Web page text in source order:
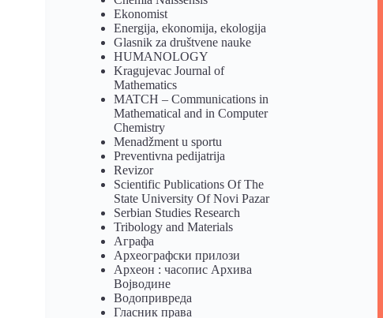
Ekonomist
Energija, ekonomija, ekologija
Glasnik za društvene nauke
HUMANOLOGY
Kragujevac Journal of
Mathematics
MATCH – Communications in
Mathematical and in Computer
Chemistry
Menadžment u sportu
Preventivna pedijatrija
Revizor
Scientific Publications Of The
State University Of Novi Pazar
Serbian Studies Research
Tribology and Materials
Аграфа
Археографски прилози
Археон : часопис Архива
Војводине
Водопривреда
Гласник права